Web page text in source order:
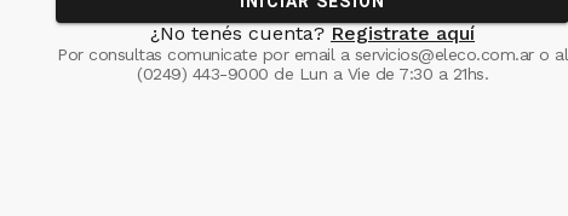
¿No tenés cuenta? Registrate aquí
Por consultas comunicate por email a servicios@eleco.com.aro al
(0249) 443-9000 de Lun a Vie de 7:30 a 21hs.